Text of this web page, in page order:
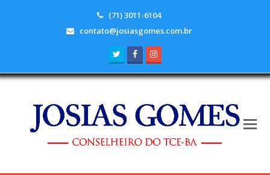
(71) 3011-6104
contato@josiasgomes.com.br
TwitterFacebook